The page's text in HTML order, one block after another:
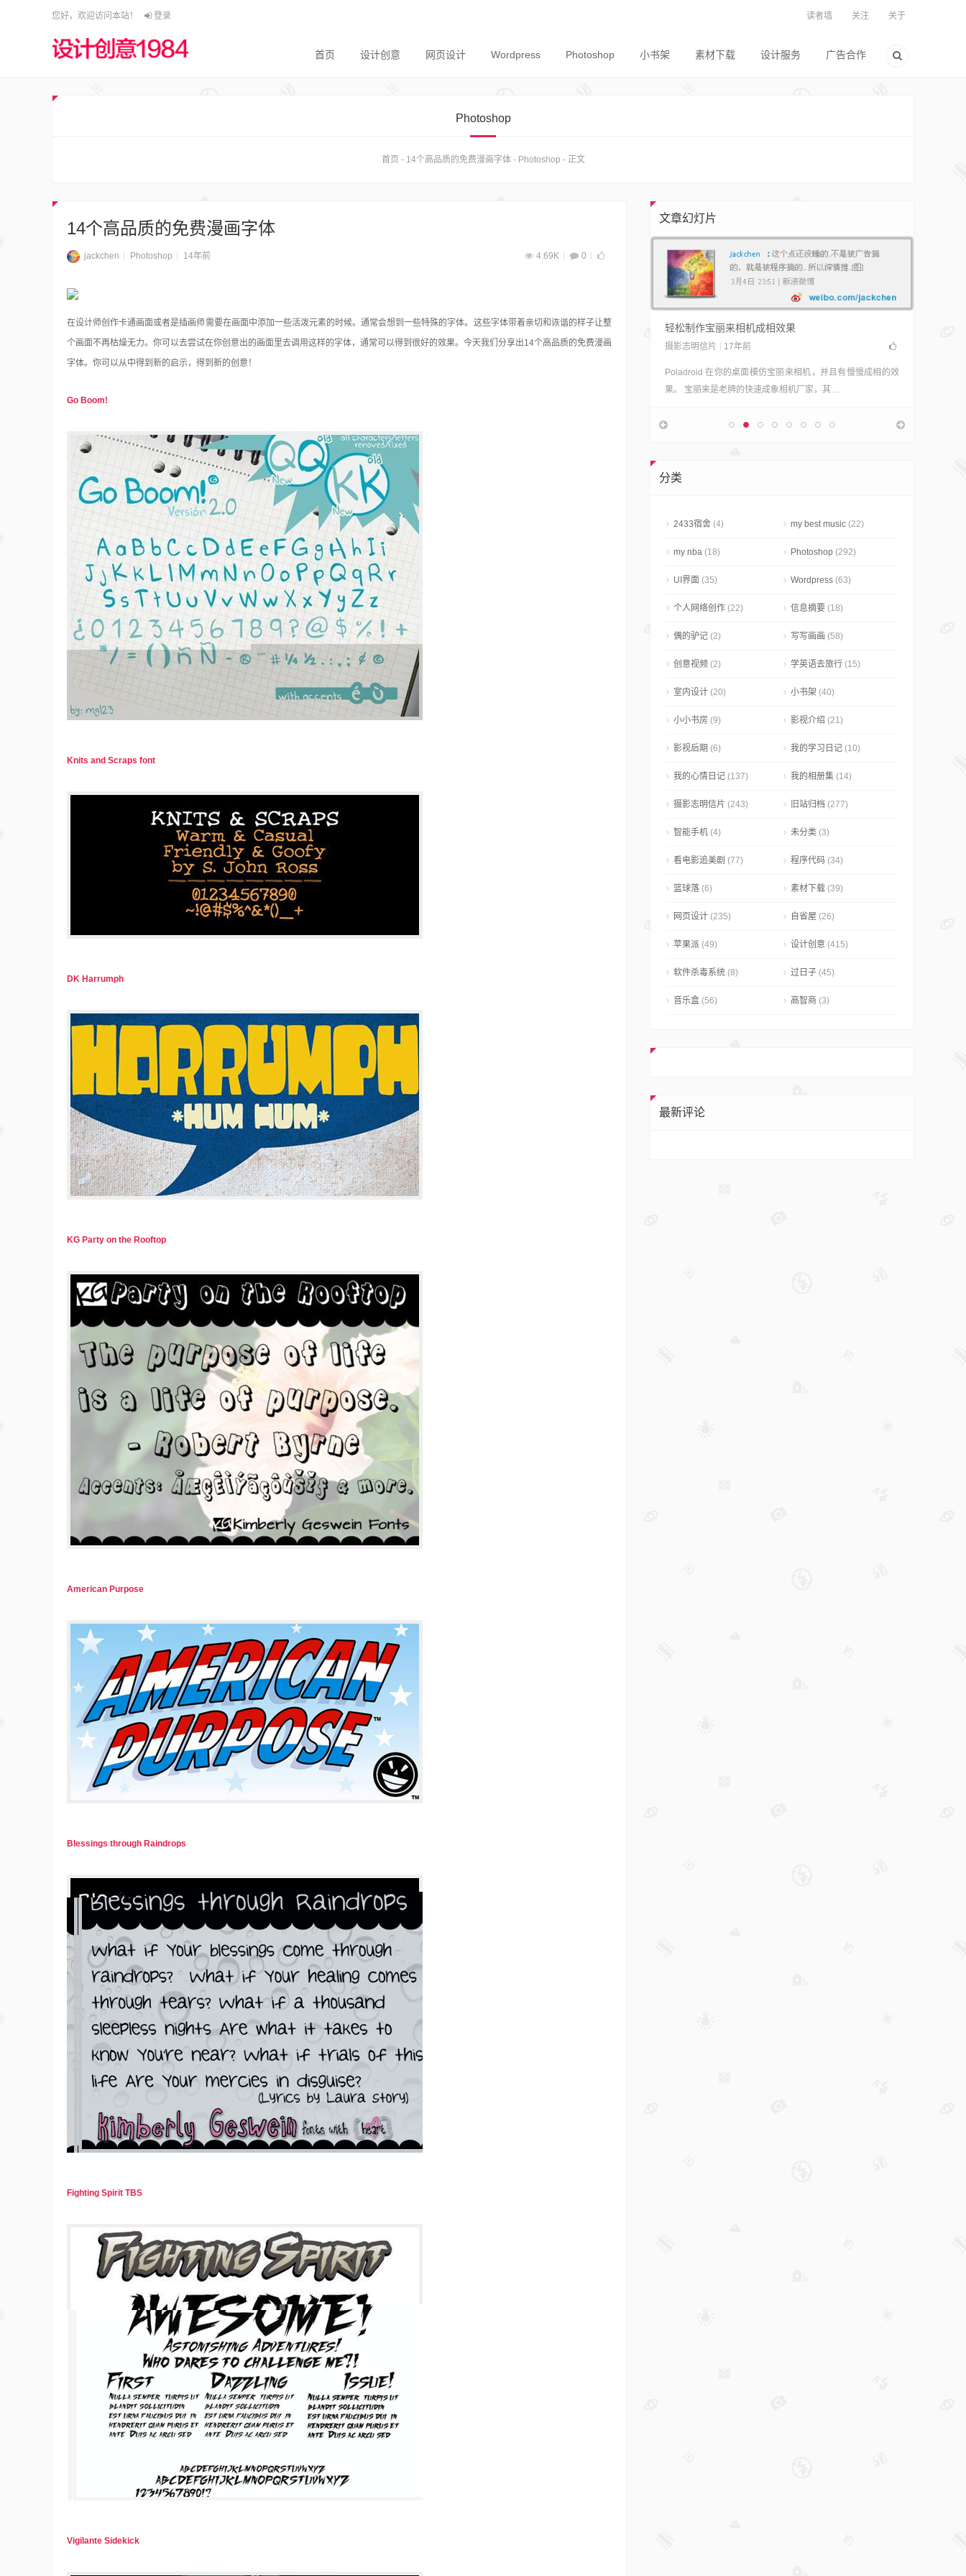
您好，欢迎访问本站！ 登录 读者墙 关注 关于
首页 设计创意 网页设计 Wordpress Photoshop 小书架 素材下载 设计服务 广告合作
Photoshop
首页 - 14个高品质的免费漫画字体- Photoshop - 正文
14个高品质的免费漫画字体
jackchen Photoshop 14年前 4.69K 0
在设计师创作卡通画面或者是插画师需要在画面中添加一些活泼元素的时候。通常会想到一些特殊的字体。这些字体带着亲切和诙谐的样子让整
个画面不再枯燥无力。你可以去尝试在你创意出的画面里去调用这样的字体，通常可以得到很好的效果。今天我们分享出14个高品质的免费漫画
字体。你可以从中得到新的启示，得到新的创意！
Go Boom!
Knits and Scraps font
DK Harrumph
KG Party on the Rooftop
American Purpose
Blessings through Raindrops
Fighting Spirit TBS
Vigilante Sidekick
文章幻灯片
48个免费的Photoshop动作
Photoshop 15年前
在我们对图片进行设计处理时用的最多最广泛的应该就是
Photoshop了。对于这个优秀的软件不仅仅所有的专…
的相片呢！ JC马上为你奉上超值LOMO风…
轻松制作宝丽来相机成相效果
摄影志明信片 17年前
Poladroid 在你的桌面模仿宝丽来相机，并且有慢慢成相的效
果。 宝丽来是老牌的快速成象相机厂家，其…
分类
2433宿舍 (4) my best music (22)
my nba (18) Photoshop (292)
UI界面 (35) Wordpress (63)
个人网络创作 (22) 信息摘要 (18)
偶的驴记 (2) 写写画画 (58)
创意视频 (2) 学英语去旅行 (15)
室内设计 (20) 小书架 (40)
小小书房 (9) 影视介绍 (21)
影视后期 (6) 我的学习日记 (10)
我的心情日记 (137) 我的相册集 (14)
摄影志明信片 (243) 旧站归档 (277)
智能手机 (4) 未分类 (3)
看电影追美剧 (77) 程序代码 (34)
篮球落 (6) 素材下载 (39)
网页设计 (235) 自省屋 (26)
苹果派 (49) 设计创意 (415)
软件杀毒系统 (8) 过日子 (45)
音乐盒 (56) 高智商 (3)
最新评论